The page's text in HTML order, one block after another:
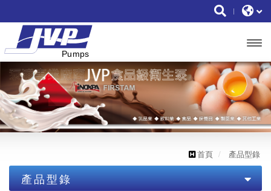
主選
單
首頁 產品型錄
產品型錄